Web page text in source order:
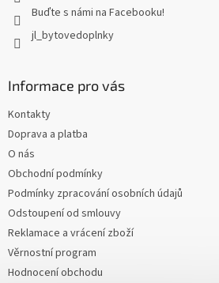
Buďte s námi na Facebooku!
jl_bytovedoplnky
Informace pro vás
Kontakty
Doprava a platba
O nás
Obchodní podmínky
Podmínky zpracování osobních údajů
Odstoupení od smlouvy
Reklamace a vrácení zboží
Věrnostní program
Hodnocení obchodu